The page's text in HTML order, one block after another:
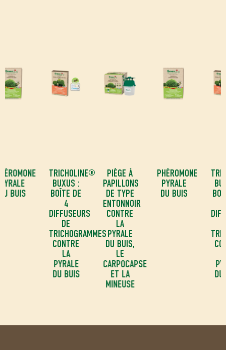
TRICHOLINE®
BUXUS :
BOÎTE DE
DIFFUSEURS
TRICHOGRAMMES
PIÈGE À
PAPILLONS
DE TYPE
ENTONNOIR
CONTRE
PYRALE
DU BUIS,
CARPOCAPSE
ET LA
PHÉROMONE
PYRALE
DU BUIS
TRICHOLINE®
BUXUS :
BOÎTE DE
DIFFUSEURS